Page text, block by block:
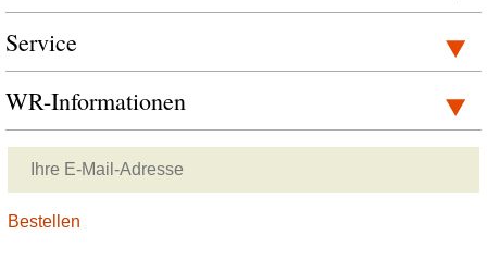
Service
WR-Informationen